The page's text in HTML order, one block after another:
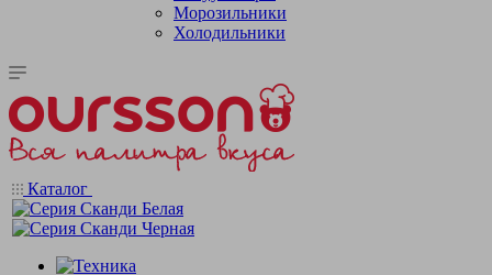
Морозильники
Холодильники
Каталог